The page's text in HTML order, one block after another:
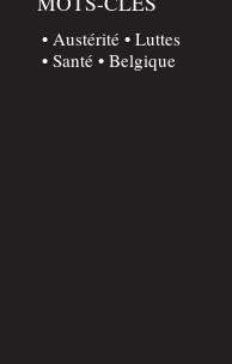
Austérité
Luttes
Santé
Belgique